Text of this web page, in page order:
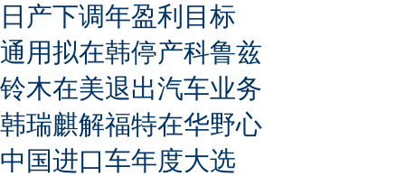
日产下调年盈利目标
通用拟在韩停产科鲁兹
铃木在美退出汽车业务
韩瑞麒解福特在华野心
中国进口车年度大选